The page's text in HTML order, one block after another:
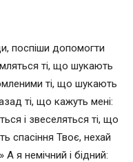
поспіши допомогти
ті, що шукають
ті, що шукають
ті, що кажуть мені:
і звеселяться ті, що
спасіння Твоє, нехай
я немічний і бідний: